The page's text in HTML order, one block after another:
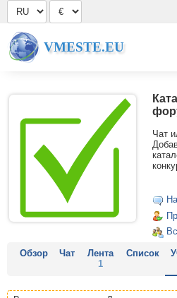
VMESTE.EU
Чат
Обзор Чат
Лента
1
Список